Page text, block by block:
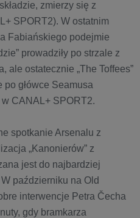
zmierzy się z
SPORT2). W ostatnim
Fabiańskiego podejmie
prowadziły po strzale z
ale ostatecznie „The Toffees”
główce Seamusa
CANAL+ SPORT2.
spotkanie Arsenalu z
„Kanonierów” z
jest do najbardziej
październiku na Old
interwencje Petra Čecha
gdy bramkarza